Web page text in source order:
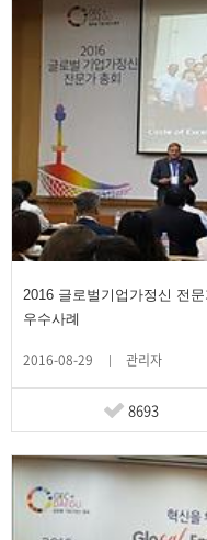
2016 글로벌기업가정신 전
우수사례
2016-08-29 관리자
8693